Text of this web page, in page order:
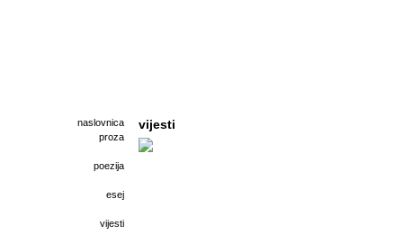
naslovnica
proza
poezija
esej
vijesti
vijesti